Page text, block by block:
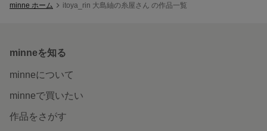
minne ホーム itoya_rin 大島紬の糸屋さん の作品一覧
minneを知る
minneについて
minneで買いたい
作品をさがす